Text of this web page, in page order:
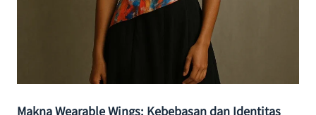
Makna Wearable Wings: Kebebasan dan Identitas